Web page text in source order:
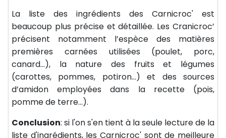
La liste des ingrédients des Carnicroc' est
beaucoup plus précise et détaillée. Les Cranicroc’
précisent notamment l’espèce des matières
premières carnées utilisées (poulet, porc,
canard...), la nature des fruits et légumes
(carottes, pommes, potiron…) et des sources
d’amidon employées dans la recette (pois,
pomme de terre…).
Conclusion: si l'on s'en tient à la seule lecture de la
liste d'ingrédients, les Carnicroc' sont de meilleure